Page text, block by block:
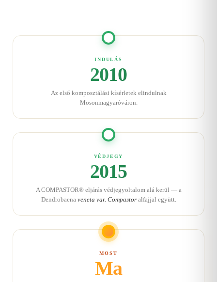
INDULÁS
2010
Az első komposztálási kísérletek elindulnak
Mosonmagyaróváron.
VÉDJEGY
2015
A COMPASTOR® eljárás védjegyoltalom alá kerül — a
Dendrobaena veneta var. Compastoralfajjal együtt.
MOST
Ma